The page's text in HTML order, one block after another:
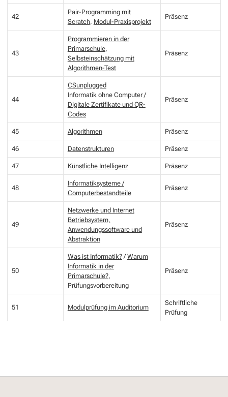
42
Pair-Programming mit
Scratch, Modul-Praxisprojekt
Präsenz
43
Programmieren in der
Primarschule,
Selbsteinschätzung mit
Algorithmen-Test
Präsenz
44
CSunplugged
Informatik ohne Computer /
Digitale Zertifikate und QR-
Codes
Präsenz
45 Algorithmen Präsenz
46 Datenstrukturen Präsenz
47 Künstliche Intelligenz Präsenz
48
Informatiksysteme /
Computerbestandteile
Präsenz
49
Netzwerke und Internet
Betriebsystem,
Anwendungssoftware und
Abstraktion
Präsenz
50
Was ist Informatik?/ Warum
Informatik in der
Primarschule?,
Prüfungsvorbereitung
Präsenz
51 Modulprüfung im Auditorium
Schriftliche
Prüfung